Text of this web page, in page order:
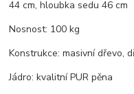
44 cm, hloubka sedu 46 cm
Nosnost: 100 kg
Konstrukce: masivní dřevo,
Jádro: kvalitní PUR pěna